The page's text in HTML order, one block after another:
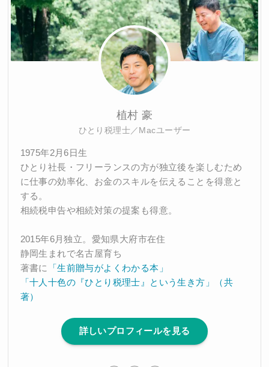
植村 豪
ひとり税理士／Macユーザー
1975年2月6日生
ひとり社長・フリーランスの方が独立後を楽しむため
に仕事の効率化、お金のスキルを伝えることを得意と
する。
相続税申告や相続対策の提案も得意。
2015年6月独立。愛知県大府市在住
静岡生まれで名古屋育ち
著書に
「生前贈与がよくわかる本」
「十人十色の『ひとり税理士』という生き方」（共
著）
詳しいプロフィールを見る